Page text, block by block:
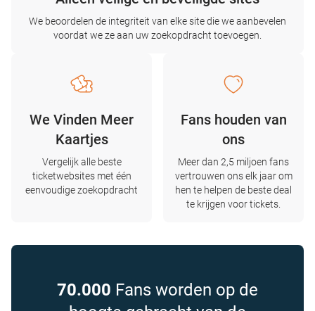
We beoordelen de integriteit van elke site die we aanbevelen
voordat we ze aan uw zoekopdracht toevoegen.
We Vinden Meer
Kaartjes
Vergelijk alle beste
ticketwebsites met één
eenvoudige zoekopdracht
Fans houden van
ons
Meer dan 2,5 miljoen fans
vertrouwen ons elk jaar om
hen te helpen de beste deal
te krijgen voor tickets.
70.000 Fans worden op de